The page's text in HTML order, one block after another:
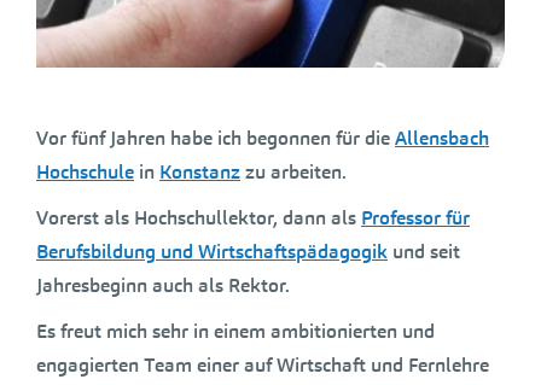
Vor fünf Jahren habe ich begonnen für dieAllensbach
Hochschule in Konstanzzu arbeiten.
Vorerst als Hochschullektor, dann als Professor für
Berufsbildung und Wirtschaftspädagogik und seit
Jahresbeginn auch als Rektor.
Es freut mich sehr in einem ambitionierten und
engagierten Team einer auf Wirtschaft und Fernlehre